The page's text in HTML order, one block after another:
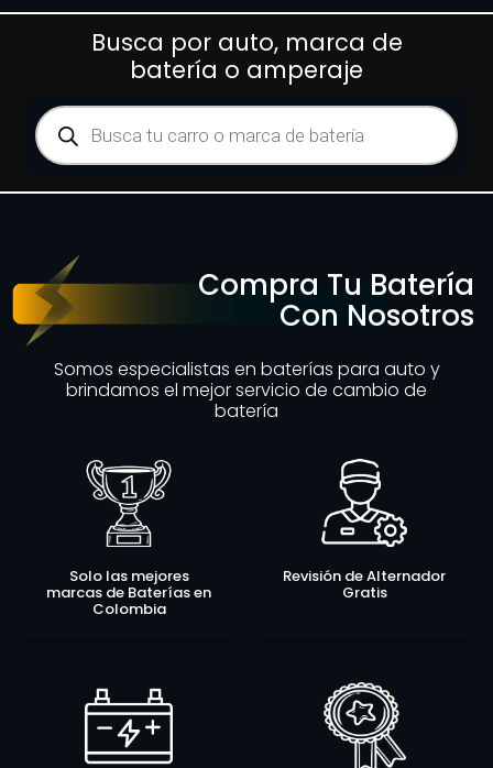
Busca por auto, marca de
batería o amperaje
Compra Tu Batería
Con Nosotros
Somos especialistas en baterías para auto y
brindamos el mejor servicio de cambio de
batería
Solo las mejores
marcas de Baterías en
Colombia
Revisión de Alternador
Gratis